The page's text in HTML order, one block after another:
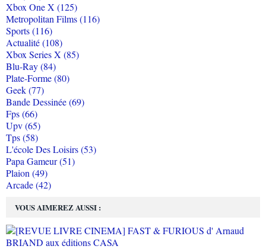
VOUS AIMEREZ AUSSI :
Xbox One X (125)
Metropolitan Films (116)
Sports (116)
Actualité (108)
Xbox Series X (85)
Blu-Ray (84)
Plate-Forme (80)
Geek (77)
Bande Dessinée (69)
Fps (66)
Upv (65)
Tps (58)
L'école Des Loisirs (53)
Papa Gameur (51)
Plaion (49)
Arcade (42)